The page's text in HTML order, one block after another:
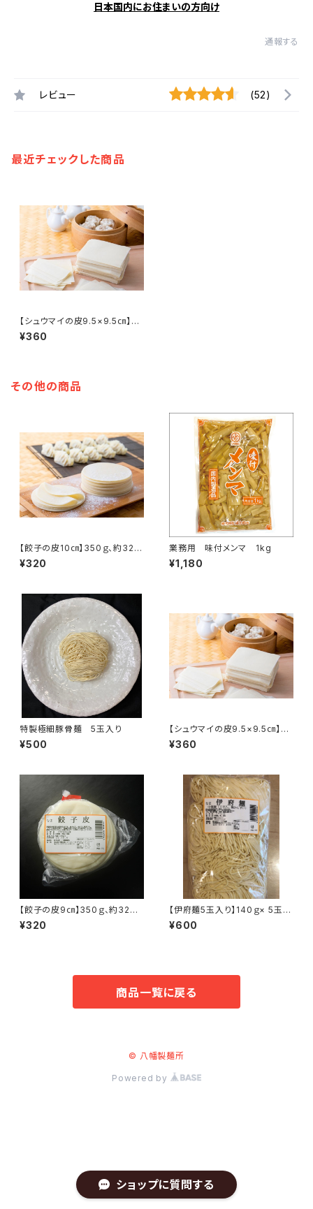
日本国内にお住まいの方向け
通報する
レビュー (52)
ショップに質問する
最近チェックした商品
【シュウマイの皮9.5×9.5㎝】35
0ｇ、約41枚入
¥360
その他の商品
【餃子の皮10㎝】350ｇ、約32枚
入 《人気商品》
¥320
業務用 味付メンマ 1kg
¥1,180
特製極細豚骨麺 5玉入り
¥500
【シュウマイの皮9.5×9.5㎝】35
0ｇ、約41枚入
¥360
【餃子の皮9㎝】350ｇ、約32枚
入
¥320
【伊府麺5玉入り】140ｇ× 5玉
【八幡製麺 無かん水麺 定
番商品】【こちらの商品は完全受
¥600
商品一覧に戻る
© 八幡製麺所
Powered by